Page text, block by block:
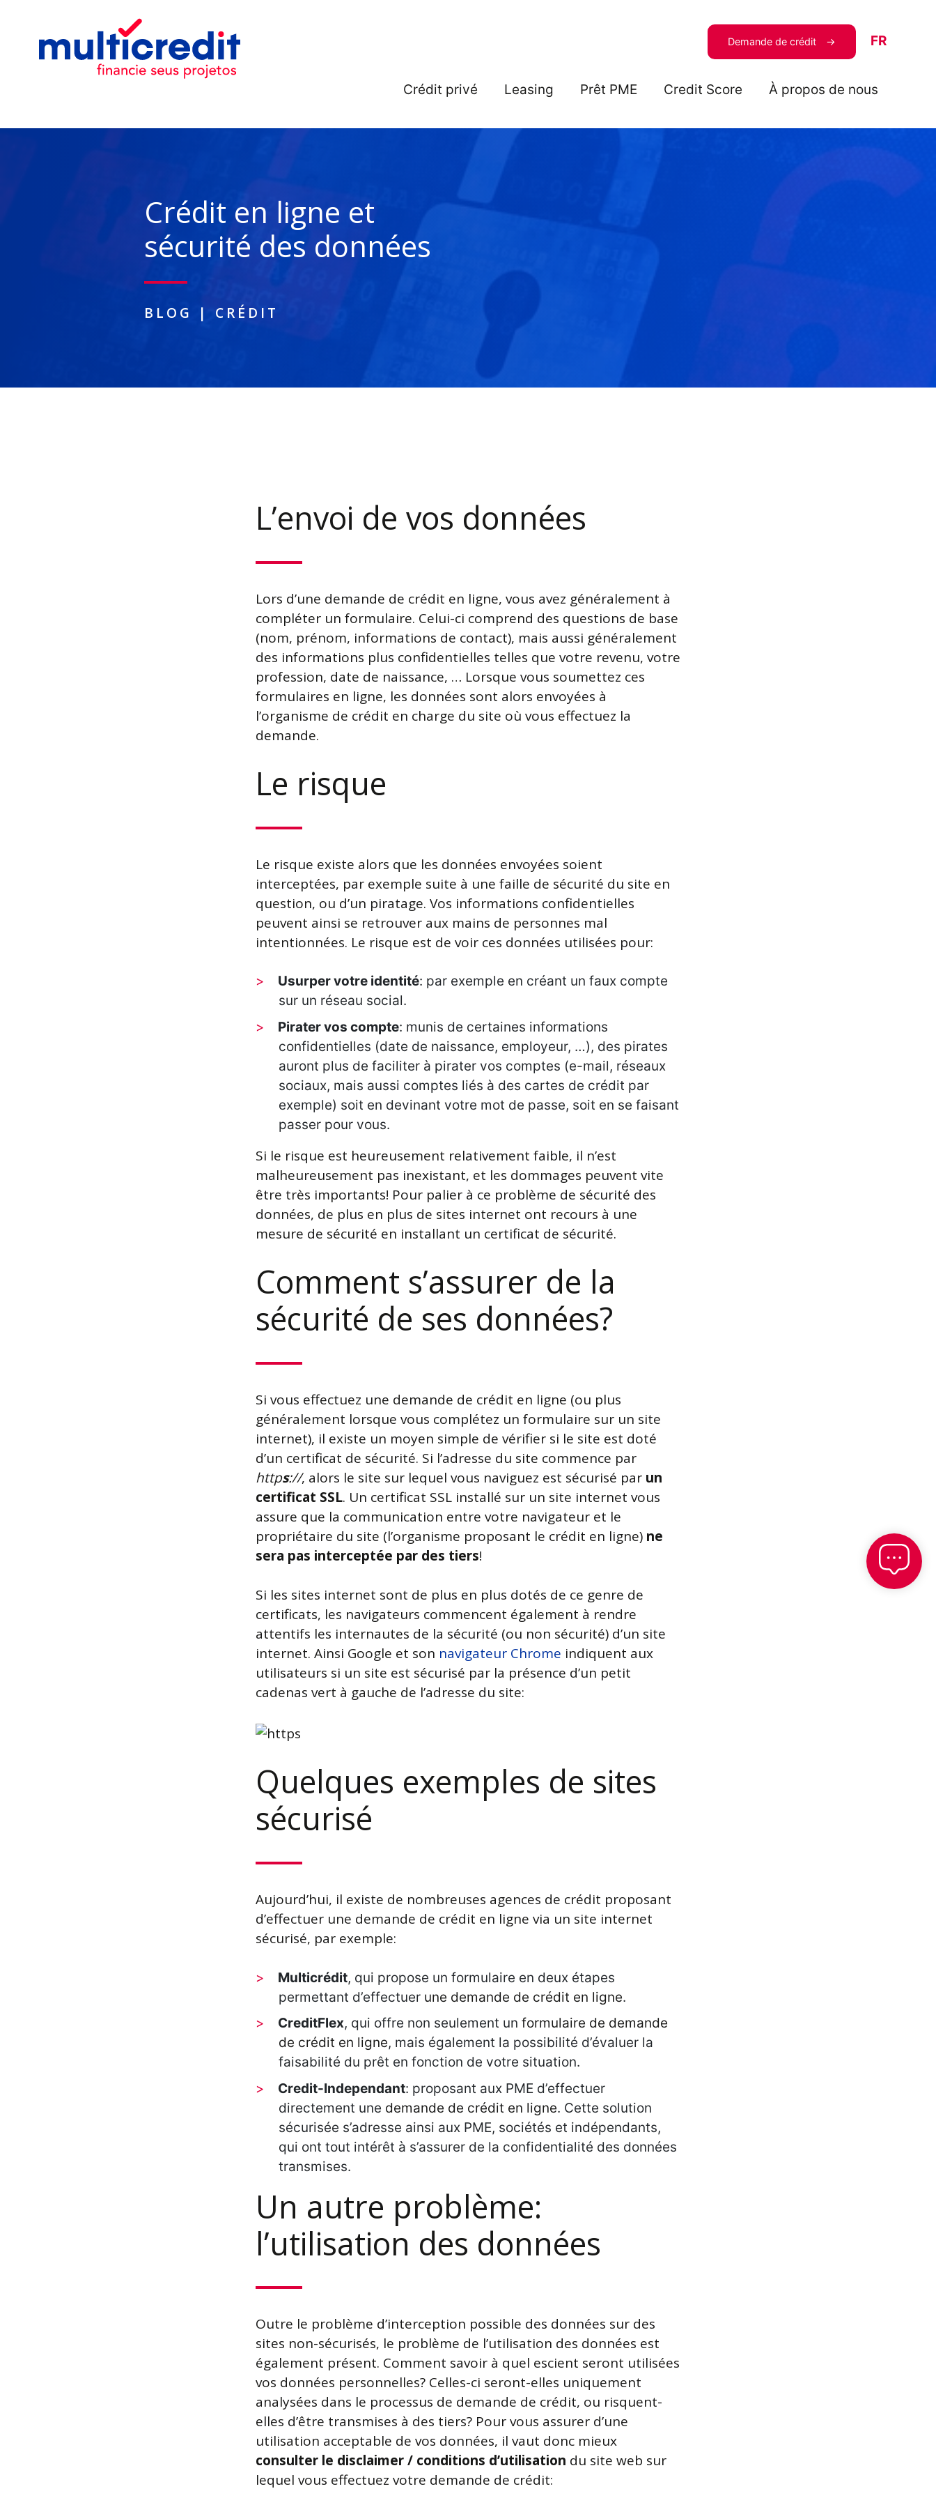
Demande de crédit FR
Crédit privé Leasing Prêt PME Credit Score À propos de nous
Crédit en ligne et
sécurité des données
BLOG | CRÉDIT
L’envoi de vos données
Lors d’une demande de crédit en ligne, vous avez généralement à
compléter un formulaire. Celui-ci comprend des questions de base
(nom, prénom, informations de contact), mais aussi généralement
des informations plus confidentielles telles que votre revenu, votre
profession, date de naissance, … Lorsque vous soumettez ces
formulaires en ligne, les données sont alors envoyées à
l’organisme de crédit en charge du site où vous effectuez la
demande.
Le risque
Le risque existe alors que les données envoyées soient
interceptées, par exemple suite à une faille de sécurité du site en
question, ou d’un piratage. Vos informations confidentielles
peuvent ainsi se retrouver aux mains de personnes mal
intentionnées. Le risque est de voir ces données utilisées pour:
Usurper votre identité: par exemple en créant un faux compte
sur un réseau social.
Pirater vos compte: munis de certaines informations
confidentielles (date de naissance, employeur, …), des pirates
auront plus de faciliter à pirater vos comptes (e-mail, réseaux
sociaux, mais aussi comptes liés à des cartes de crédit par
exemple) soit en devinant votre mot de passe, soit en se faisant
passer pour vous.
Si le risque est heureusement relativement faible, il n’est
malheureusement pas inexistant, et les dommages peuvent vite
être très importants! Pour palier à ce problème de sécurité des
données, de plus en plus de sites internet ont recours à une
mesure de sécurité en installant un certificat de sécurité.
Comment s’assurer de la
sécurité de ses données?
Si vous effectuez une demande de crédit en ligne (ou plus
généralement lorsque vous complétez un formulaire sur un site
internet), il existe un moyen simple de vérifier si le site est doté
d’un certificat de sécurité. Si l’adresse du site commence par
https://, alors le site sur lequel vous naviguez est sécurisé par un
certificat SSL. Un certificat SSL installé sur un site internet vous
assure que la communication entre votre navigateur et le
propriétaire du site (l’organisme proposant le crédit en ligne) ne
sera pas interceptée par des tiers!
Si les sites internet sont de plus en plus dotés de ce genre de
certificats, les navigateurs commencent également à rendre
attentifs les internautes de la sécurité (ou non sécurité) d’un site
internet. Ainsi Google et son navigateur Chrome indiquent aux
utilisateurs si un site est sécurisé par la présence d’un petit
cadenas vert à gauche de l’adresse du site:
Quelques exemples de sites
sécurisé
Aujourd’hui, il existe de nombreuses agences de crédit proposant
d’effectuer une demande de crédit en ligne via un site internet
sécurisé, par exemple:
Multicrédit, qui propose un formulaire en deux étapes
permettant d’effectuer une demande de crédit en ligne.
CreditFlex, qui offre non seulement un formulaire de demande
de crédit en ligne, mais également la possibilité d’évaluer la
faisabilité du prêt en fonction de votre situation.
Credit-Independant: proposant aux PME d’effectuer
directement une demande de crédit en ligne. Cette solution
sécurisée s’adresse ainsi aux PME, sociétés et indépendants,
qui ont tout intérêt à s’assurer de la confidentialité des données
transmises.
Un autre problème:
l’utilisation des données
Outre le problème d’interception possible des données sur des
sites non-sécurisés, le problème de l’utilisation des données est
également présent. Comment savoir à quel escient seront utilisées
vos données personnelles? Celles-ci seront-elles uniquement
analysées dans le processus de demande de crédit, ou risquent-
elles d’être transmises à des tiers? Pour vous assurer d’une
utilisation acceptable de vos données, il vaut donc mieux
consulter le disclaimer / conditions d’utilisation du site web sur
lequel vous effectuez votre demande de crédit: